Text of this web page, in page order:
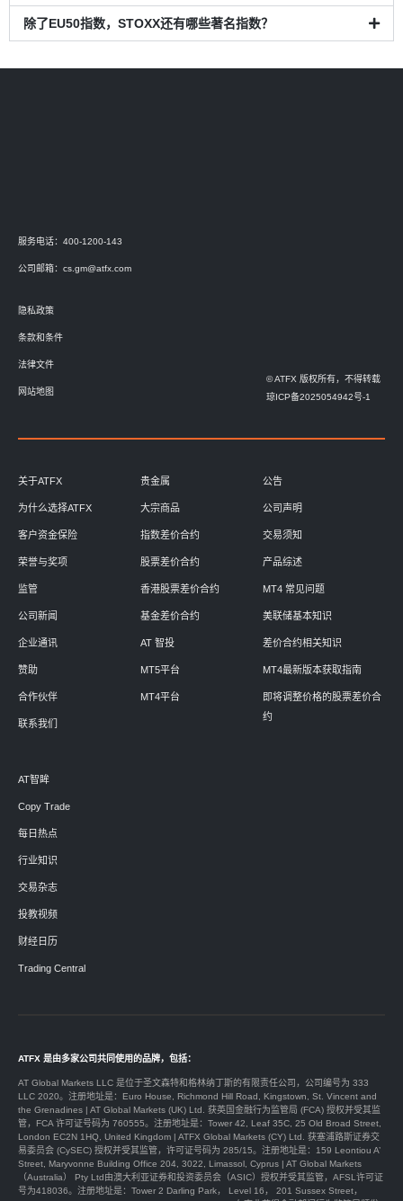
除了EU50指数，STOXX还有哪些著名指数？
服务电话：400-1200-143
公司邮箱： cs.gm@atfx.com
隐私政策
条款和条件
法律文件
网站地图
© ATFX 版权所有，不得转载
琼ICP备2025054942号-1
关于ATFX
为什么选择ATFX
客户资金保险
荣誉与奖项
监管
公司新闻
企业通讯
赞助
合作伙伴
联系我们
贵金属
大宗商品
指数差价合约
股票差价合约
香港股票差价合约
基金差价合约
AT 智投
MT5平台
MT4平台
公告
公司声明
交易须知
产品综述
MT4 常见问题
美联储基本知识
差价合约相关知识
MT4最新版本获取指南
即将调整价格的股票差价合
约
AT智眸
Copy Trade
每日热点
行业知识
交易杂志
投教视频
财经日历
Trading Central
ATFX 是由多家公司共同使用的品牌，包括：
AT Global Markets LLC 是位于圣文森特和格林纳丁斯的有限责任公司，公司编号为 333
LLC 2020。注册地址是：Euro House, Richmond Hill Road, Kingstown, St. Vincent and
the Grenadines | AT Global Markets (UK) Ltd. 获英国金融行为监管局 (FCA) 授权并受其监
管，FCA 许可证号码为 760555。注册地址是：Tower 42, Leaf 35C, 25 Old Broad Street,
London EC2N 1HQ, United Kingdom | ATFX Global Markets (CY) Ltd. 获塞浦路斯证券交
易委员会 (CySEC) 授权并受其监管，许可证号码为 285/15。注册地址是：159 Leontiou A’
Street, Maryvonne Building Office 204, 3022, Limassol, Cyprus | AT Global Markets
（Australia） Pty Ltd由澳大利亚证券和投资委员会（ASIC）授权并受其监管，AFSL许可证
号为418036。注册地址是：Tower 2 Darling Park， Level 16， 201 Sussex Street，